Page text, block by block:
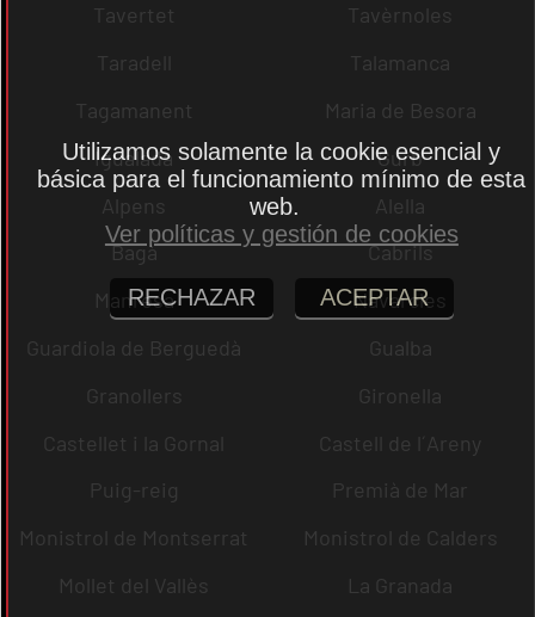
Tavertet
Tavèrnoles
Taradell
Talamanca
Tagamanent
Maria de Besora
Igualada
Gurb
Alpens
Alella
Bagà
Cabrils
Manresa
Navarcles
Guardiola de Berguedà
Gualba
Granollers
Gironella
Castellet i la Gornal
Castell de l´Areny
Puig-reig
Premià de Mar
Monistrol de Montserrat
Monistrol de Calders
Mollet del Vallès
La Granada
Utilizamos solamente la cookie esencial y
básica para el funcionamiento mínimo de esta
web.
Ver políticas y gestión de cookies
RECHAZAR ACEPTAR